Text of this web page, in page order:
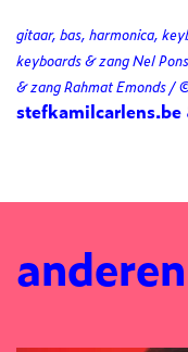
gitaar, bas, harmonica,
keyboards & zang Nel
& zang Rahmat Emonds /
stefkamilcarlens.be